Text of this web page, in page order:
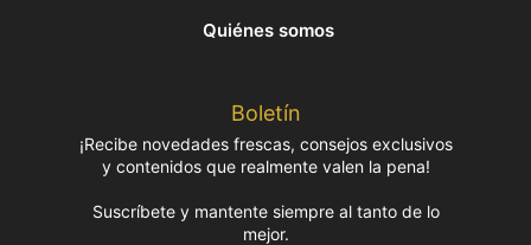
Quiénes somos
Boletín
¡Recibe novedades frescas, consejos exclusivos
y contenidos que realmente valen la pena!
Suscríbete y mantente siempre al tanto de lo
mejor.